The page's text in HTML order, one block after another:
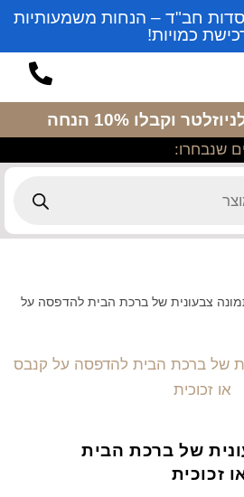
חב"ד – הנחות משמעותיות
כמויות!
וקבלו 10% הנחה
שנבחרו:
– תמונה צבעונית של ברכת הבית להדפסה על
של ברכת הבית
זכוכית